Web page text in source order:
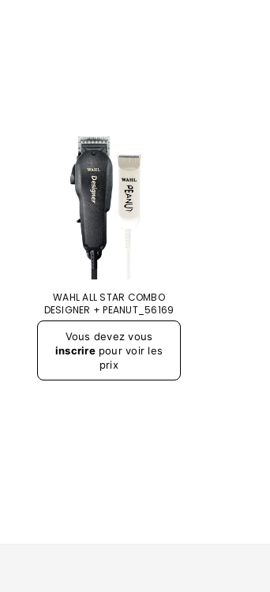
WAHL ALL STAR COMBO
DESIGNER + PEANUT_56169
Prix
régulierVous devez vous
inscrirepour voir les
prix